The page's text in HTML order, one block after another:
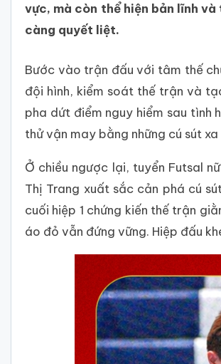
vực, mà còn thể hiện bản lĩnh
càng quyết liệt.
Bước vào trận đấu với tâm thế
đội hình, kiểm soát thế trận và
pha dứt điểm nguy hiểm sau tình
thử vận may bằng những cú sút
Ở chiều ngược lại, tuyển Futsal
Thị Trang xuất sắc cản phá cú
cuối hiệp 1 chứng kiến thế trận
áo đỏ vẫn đứng vững. Hiệp đấu